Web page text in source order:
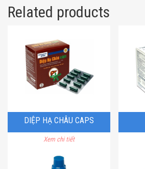
Related products
DIỆP HẠ CHÂU CAPS
Xem chi tiết